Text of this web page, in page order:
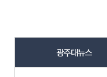
광주대뉴스